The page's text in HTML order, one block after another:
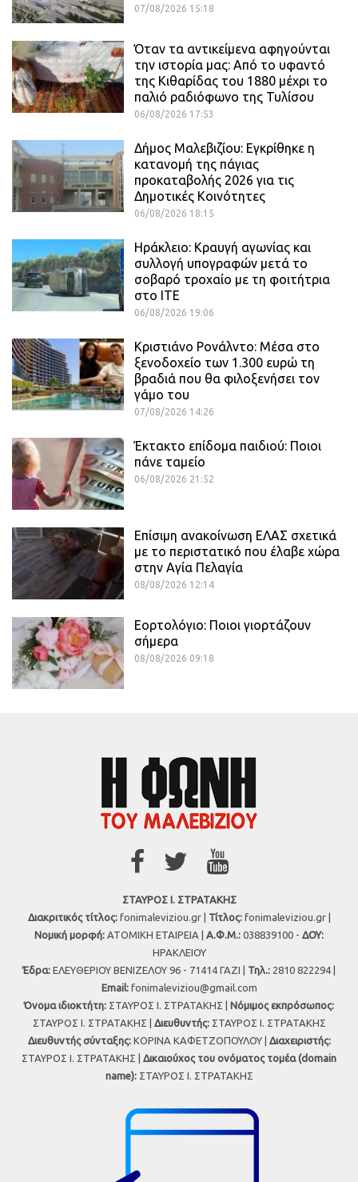
07/08/2026 15:18
Όταν τα αντικείμενα αφηγούνται
την ιστορία μας: Από το υφαντό
της Κιθαρίδας του 1880 μέχρι το
παλιό ραδιόφωνο της Τυλίσου
06/08/2026 17:53
Δήμος Μαλεβιζίου: Εγκρίθηκε η
κατανομή της πάγιας
προκαταβολής 2026 για τις
Δημοτικές Κοινότητες
06/08/2026 18:15
Ηράκλειο: Κραυγή αγωνίας και
συλλογή υπογραφών μετά το
σοβαρό τροχαίο με τη φοιτήτρια
στο ΙΤΕ
06/08/2026 19:06
Κριστιάνο Ρονάλντο: Μέσα στο
ξενοδοχείο των 1.300 ευρώ τη
βραδιά που θα φιλοξενήσει τον
γάμο του
07/08/2026 14:26
Έκτακτο επίδομα παιδιού: Ποιοι
πάνε ταμείο
06/08/2026 21:52
Επίσιμη ανακοίνωση ΕΛΑΣ σχετικά
με το περιστατικό που έλαβε χώρα
στην Αγία Πελαγία
08/08/2026 12:14
Εορτολόγιο: Ποιοι γιορτάζουν
σήμερα
08/08/2026 09:18
ΣΤΑΥΡΟΣ Ι. ΣΤΡΑΤΑΚΗΣ
Διακριτικός τίτλος:fonimaleviziou.gr | Τίτλος:fonimaleviziou.gr |
Νομική μορφή: ΑΤΟΜΙΚΗ ΕΤΑΙΡΕΙΑ | Α.Φ.Μ.: 038839100 - ΔΟΥ:
ΗΡΑΚΛΕΙΟΥ
Έδρα: ΕΛΕΥΘΕΡΙΟΥ ΒΕΝΙΖΕΛΟΥ 96 - 71414 ΓΑΖΙ | Τηλ.: 2810 822294 |
Εmail: fonimaleviziou@gmail.com
Όνομα ιδιοκτήτη: ΣΤΑΥΡΟΣ Ι. ΣΤΡΑΤΑΚΗΣ | Νόμιμος εκπρόσωπος:
ΣΤΑΥΡΟΣ Ι. ΣΤΡΑΤΑΚΗΣ | Διευθυντής:ΣΤΑΥΡΟΣ Ι. ΣΤΡΑΤΑΚΗΣ
Διευθυντής σύνταξης:ΚΟΡΙΝΑ ΚΑΦΕΤΖΟΠΟΥΛΟΥ | Διαχειριστής:
ΣΤΑΥΡΟΣ Ι. ΣΤΡΑΤΑΚΗΣ | Δικαιούχος του ονόματος τομέα (domain
name):ΣΤΑΥΡΟΣ Ι. ΣΤΡΑΤΑΚΗΣ